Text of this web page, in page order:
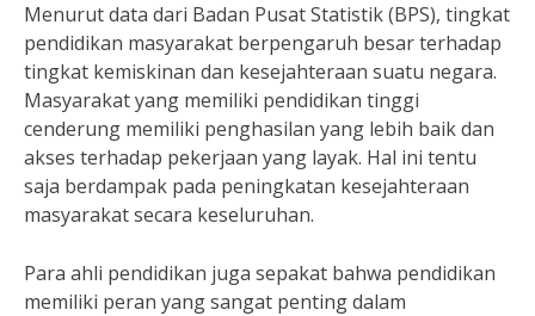
Menurut data dari Badan Pusat Statistik (BPS), tingkat
pendidikan masyarakat berpengaruh besar terhadap
tingkat kemiskinan dan kesejahteraan suatu negara.
Masyarakat yang memiliki pendidikan tinggi
cenderung memiliki penghasilan yang lebih baik dan
akses terhadap pekerjaan yang layak. Hal ini tentu
saja berdampak pada peningkatan kesejahteraan
masyarakat secara keseluruhan.
Para ahli pendidikan juga sepakat bahwa pendidikan
memiliki peran yang sangat penting dalam